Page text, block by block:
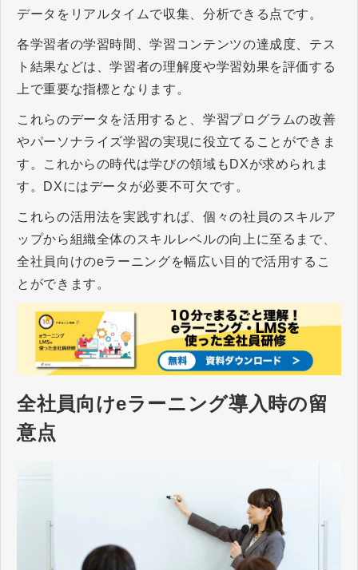
データをリアルタイムで収集、分析できる点です。
各学習者の学習時間、学習コンテンツの達成度、テス
ト結果などは、学習者の理解度や学習効果を評価する
上で重要な指標となります。
これらのデータを活用すると、学習プログラムの改善
やパーソナライズ学習の実現に役立てることができま
す。これからの時代は学びの領域もDXが求められま
す。DXにはデータが必要不可欠です。
これらの活用法を実践すれば、個々の社員のスキルア
ップから組織全体のスキルレベルの向上に至るまで、
全社員向けのeラーニングを幅広い目的で活用するこ
とができます。
全社員向けeラーニング導入時の留
意点